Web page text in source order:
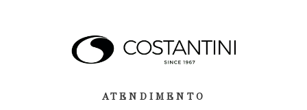
ATENDIMENTO